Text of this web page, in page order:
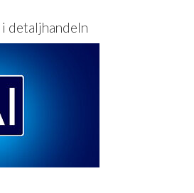
detaljhandeln